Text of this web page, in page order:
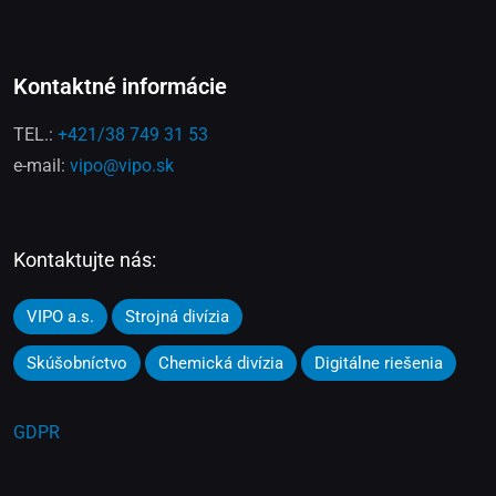
Kontaktné informácie
TEL.: +421/38 749 31 53
e-mail: vipo@vipo.sk
Kontaktujte nás:
VIPO a.s. Strojná divízia
Skúšobníctvo Chemická divízia Digitálne riešenia
GDPR